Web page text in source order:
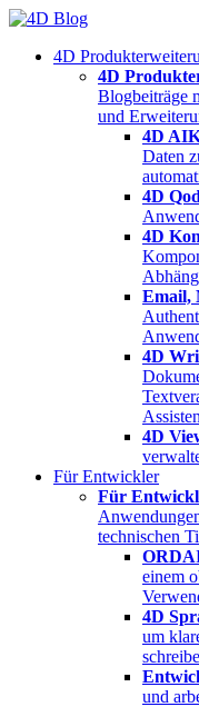
Skip
content4D
4D
Blogbeiträge
und
4D
Daten
4D
4D
Email,
4D
4D
Für Entwickler
Für
technischen
ORDA
einem
4D
um
und